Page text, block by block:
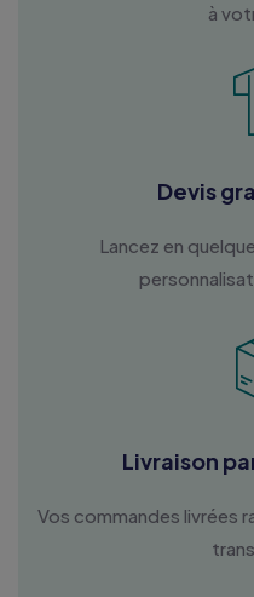
à
Devis
Lancez en
Livraison
Vos commandes livrées